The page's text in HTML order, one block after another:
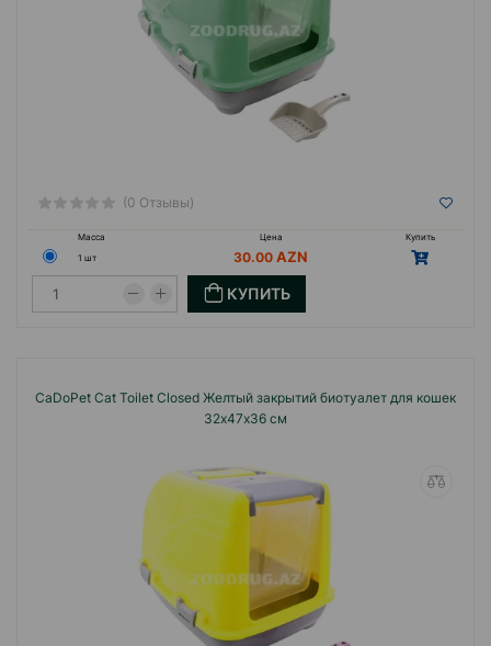
(0 Отзывы)
Масса Цена
Купить
1 шт
30.00
КУПИТЬ
CaDoPet Cat Toilet Closed Желтый закрытий биотуалет для кошек
32х47х36 см